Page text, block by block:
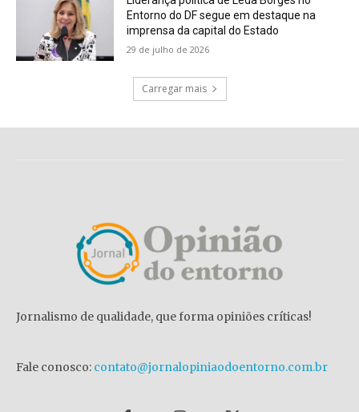
Entorno do DF segue em destaque na
imprensa da capital do Estado
29 de julho de 2026
Carregar mais
Jornalismo de qualidade, que forma opiniões críticas!
Fale conosco: contato@jornalopiniaodoentorno.com.br